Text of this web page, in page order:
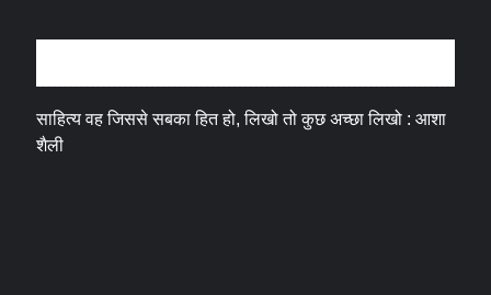
साहित्य वह जिससे सबका हित हो, लिखो तो कुछ अच्छा लिखो : आशा
शैली